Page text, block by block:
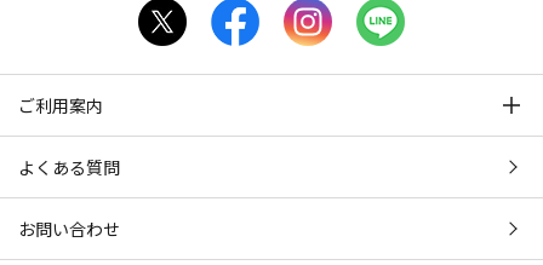
ご利用案内
よくある質問
お問い合わせ